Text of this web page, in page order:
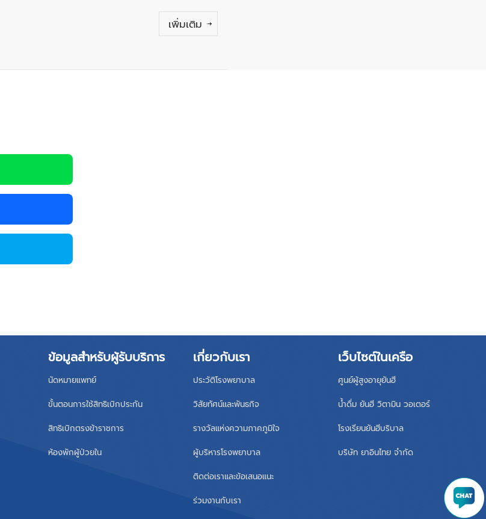
เพิ่มเติม
ข้อมูลสำหรับผู้รับบริการ
นัดหมายแพทย์
ขั้นตอนการใช้สิทธิเบิกประกัน
สิทธิเบิกตรงข้าราชการ
ห้องพักผู้ป่วยใน
เกี่ยวกับเรา
ประวัติโรงพยาบาล
วิสัยทัศน์และพันธกิจ
รางวัลแห่งความภาคภูมิใจ
ผู้บริหารโรงพยาบาล
ติดต่อเราและข้อเสนอแนะ
ร่วมงานกับเรา
เว็บไซต์ในเครือ
ศูนย์ผู้สูงอายุยันฮี
น้ำดื่ม ยันฮี วิตามิน วอเตอร์
โรงเรียนยันฮีบริบาล
บริษัท ยาอินไทย จำกัด